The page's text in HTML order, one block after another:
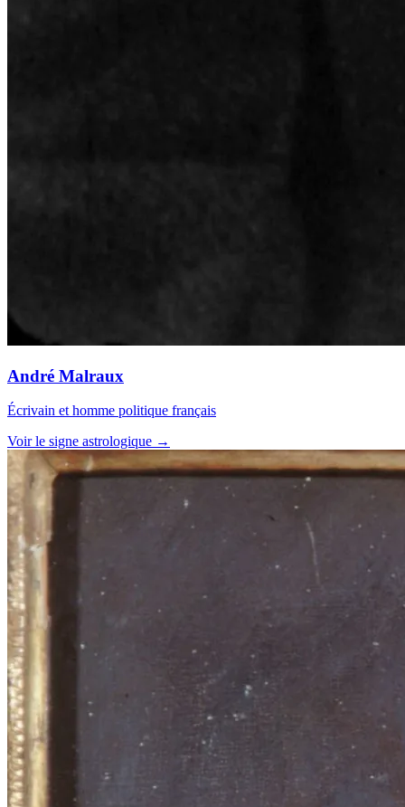
André Malraux
Écrivain et homme politique français
Voir le signe astrologique →